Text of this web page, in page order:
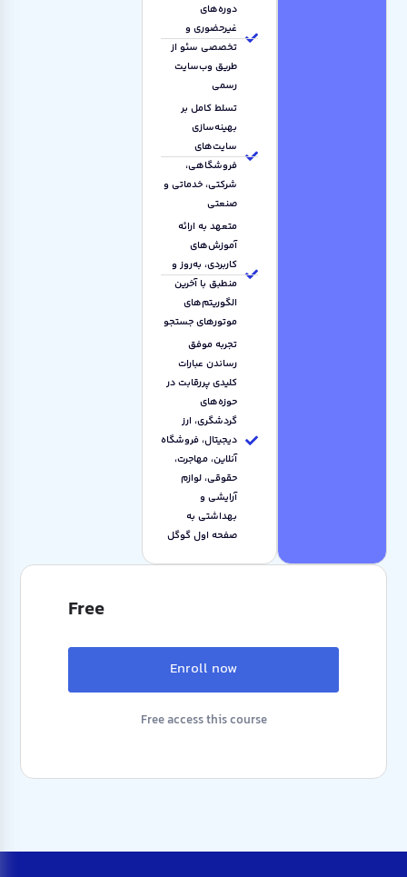
دوره‌های
غیرحضوری و
تخصصی سئو از
طریق وب‌سایت
رسمی
تسلط کامل بر
بهینه‌سازی
سایت‌های
فروشگاهی،
شرکتی، خدماتی و
صنعتی
متعهد به ارائه
آموزش‌های
کاربردی، به‌روز و
منطبق با آخرین
الگوریتم‌های
موتورهای جستجو
تجربه موفق
رساندن عبارات
کلیدی پررقابت در
حوزه‌های
گردشگری، ارز
دیجیتال، فروشگاه
آنلاین، مهاجرت،
حقوقی، لوازم
آرایشی و
بهداشتی به
صفحه اول گوگل
Free
Enroll now
Free access this course